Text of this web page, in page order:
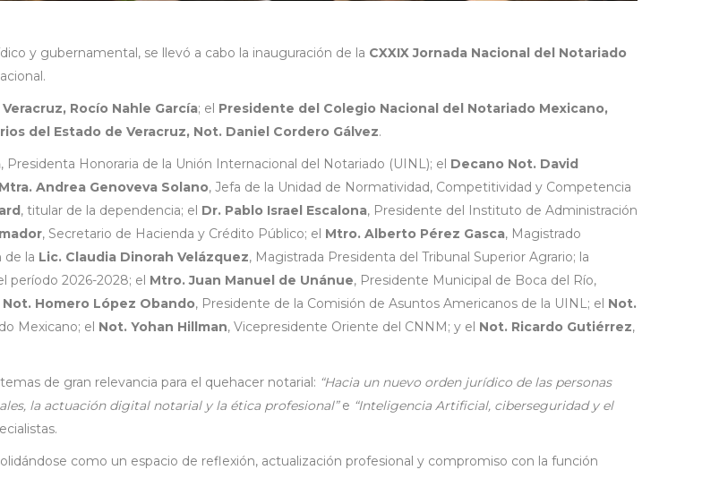
y gubernamental, se llevó a cabo la inauguración de la CXXIX Jornada Nacional del Notariado
Rocío Nahle García; el Presidente del Colegio Nacional del Notariado Mexicano,
del Estado de Veracruz, Not. Daniel Cordero Gálvez.
, Presidenta Honoraria de la Unión Internacional del Notariado (UINL); el Decano Not. David
Mtra. Andrea Genoveva Solano, Jefa de la Unidad de Normatividad, Competitividad y Competencia
, titular de la dependencia; el Dr. Pablo Israel Escalona, Presidente del Instituto de Administración
, Secretario de Hacienda y Crédito Público; el Mtro. Alberto Pérez Gasca, Magistrado
de la Lic. Claudia Dinorah Velázquez, Magistrada Presidenta del Tribunal Superior Agrario; la
período 2026-2028; el Mtro. Juan Manuel de Unánue, Presidente Municipal de Boca del Río,
Not. Homero López Obando, Presidente de la Comisión de Asuntos Americanos de la UINL; el Not.
Mexicano; el Not. Yohan Hillman, Vicepresidente Oriente del CNNM; y el Not. Ricardo Gutiérrez,
de gran relevancia para el quehacer notarial: “Hacia un nuevo orden jurídico de las personas
la actuación digital notarial y la ética profesional”e “Inteligencia Artificial, ciberseguridad y el
como un espacio de reflexión, actualización profesional y compromiso con la función